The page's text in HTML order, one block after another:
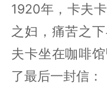
1920年，卡夫
之妇，痛苦之
夫卡坐在咖啡
了最后一封信：